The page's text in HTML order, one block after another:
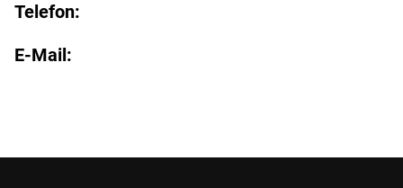
Telefon:
E-Mail: